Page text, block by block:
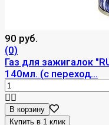
90 руб.
(0)
Газ для зажигалок
140мл. (с переход...
В корзину